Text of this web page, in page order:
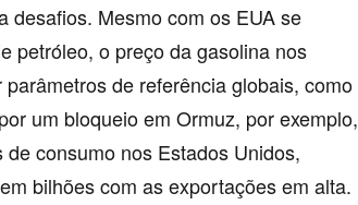
desafios. Mesmo com os EUA se
petróleo, o preço da gasolina nos
de referência globais, como
um bloqueio em Ormuz, por exemplo,
consumo nos Estados Unidos,
bilhões com as exportações em alta.